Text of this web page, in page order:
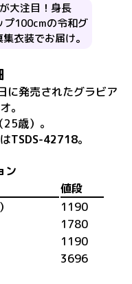
大注目！身長
プ100cmの令和グ
衣装でお届け。
に発売されたグラビア
。
（25歳） 。
TSDS-42718。
ン
値段
1190
1780
1190
3696